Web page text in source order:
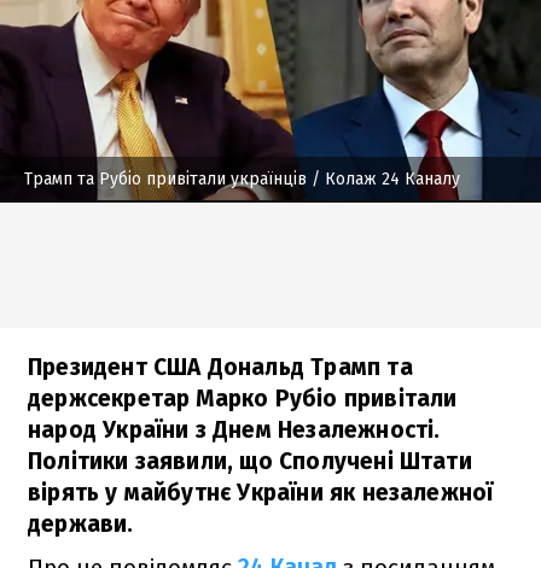
Трамп та Рубіо привітали українців / Колаж 24 Каналу
Президент США Дональд Трамп та
держсекретар Марко Рубіо привітали
народ України з Днем Незалежності.
Політики заявили, що Сполучені Штати
вірять у майбутнє України як незалежної
держави.